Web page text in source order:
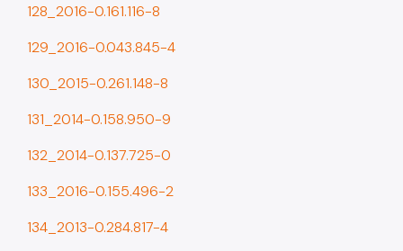
128_2016-0.161.116-8
129_2016-0.043.845-4
130_2015-0.261.148-8
131_2014-0.158.950-9
132_2014-0.137.725-0
133_2016-0.155.496-2
134_2013-0.284.817-4